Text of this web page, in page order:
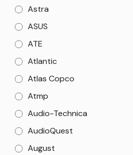
Astra
ASUS
ATE
Atlantic
Atlas Copco
Atmp
Audio-Technica
AudioQuest
August